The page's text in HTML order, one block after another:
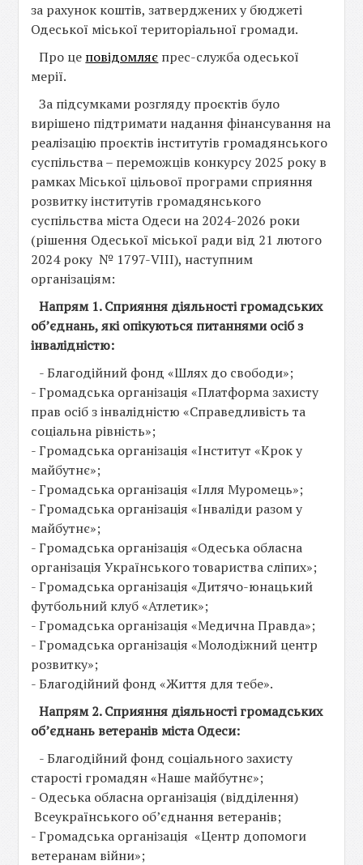
за рахунок коштів, затверджених у бюджеті
Одеської міської територіальної громади.
Про це повідомляє прес-служба одеської
мерії.
За підсумками розгляду проєктів було
вирішено підтримати надання фінансування на
реалізацію проєктів інститутів громадянського
суспільства – переможців конкурсу 2025 року в
рамках Міської цільової програми сприяння
розвитку інститутів громадянського
суспільства міста Одеси на 2024-2026 роки
(рішення Одеської міської ради від 21 лютого
2024 року № 1797-VIII), наступним
організаціям:
Напрям 1. Сприяння діяльності громадських
об’єднань, які опікуються питаннями осіб з
інвалідністю:
- Благодійний фонд «Шлях до свободи»;
- Громадська організація «Платформа захисту
прав осіб з інвалідністю «Справедливість та
соціальна рівність»;
- Громадська організація «Інститут «Крок у
майбутнє»;
- Громадська організація «Ілля Муромець»;
- Громадська організація «Інваліди разом у
майбутнє»;
- Громадська організація «Одеська обласна
організація Українського товариства сліпих»;
- Громадська організація «Дитячо-юнацький
футбольний клуб «Атлетик»;
- Громадська організація «Медична Правда»;
- Громадська організація «Молодіжний центр
розвитку»;
- Благодійний фонд «Життя для тебе».
Напрям 2. Сприяння діяльності громадських
об’єднань ветеранів міста Одеси:
- Благодійний фонд соціального захисту
старості громадян «Наше майбутнє»;
- Одеська обласна організація (відділення)
Всеукраїнського об’єднання ветеранів;
- Громадська організація «Центр допомоги
ветеранам війни»;